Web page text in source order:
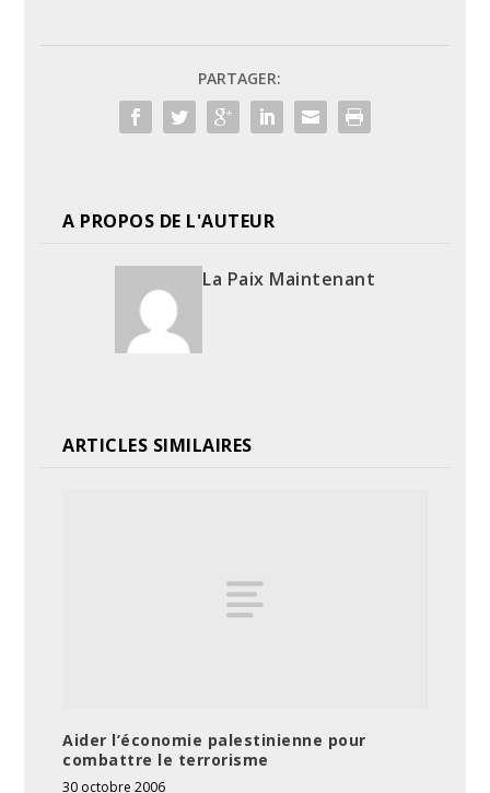
PARTAGER:
A PROPOS DE L'AUTEUR
La Paix Maintenant
ARTICLES SIMILAIRES
Aider l’économie palestinienne pour
combattre le terrorisme
30 octobre 2006